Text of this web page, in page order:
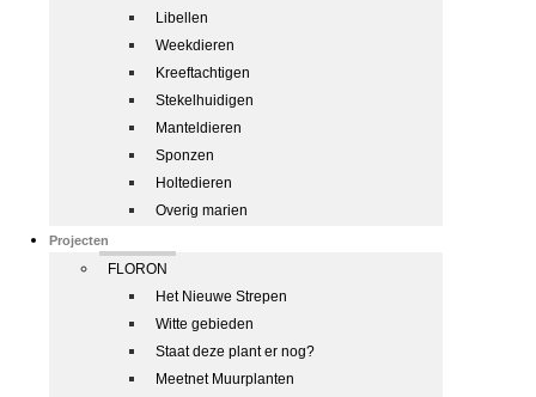
Libellen
Weekdieren
Kreeftachtigen
Stekelhuidigen
Manteldieren
Sponzen
Holtedieren
Overig marien
Projecten
FLORON
Het Nieuwe Strepen
Witte gebieden
Staat deze plant er nog?
Meetnet Muurplanten